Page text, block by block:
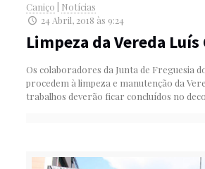
Caniço
Notícias
24 Abril, 2018 às 9:24
Limpeza da Vereda
Os colaboradores da Junta de Freguesia
procedem à limpeza e manutenção da
trabalhos deverão ficar concluídos no